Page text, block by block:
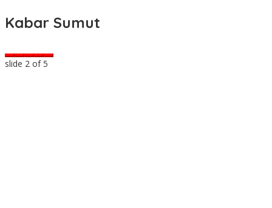
Kabar Sumut
slide 2 of 5